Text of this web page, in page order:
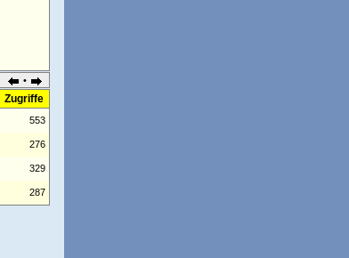
•
Zugriffe
553
276
329
287